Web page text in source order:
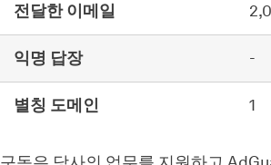
전달한 이메일
익명 답장 -
별칭 도메인 1